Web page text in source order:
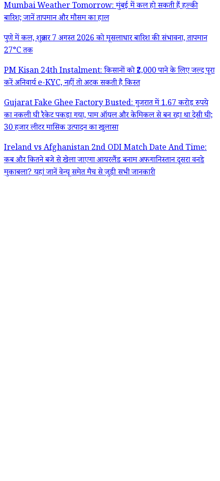
Mumbai Weather Tomorrow: मुंबई में कल हो सकती हैं हल्की
बारिश; जानें तापमान और मौसम का हाल
पुणे में कल, शुक्रवार 7 अगस्त 2026 को मूसलाधार बारिश की संभावना, तापमान
27°C तक
PM Kisan 24th Instalment: किसानों को ₹2,000 पाने के लिए जल्द पूरा
करें अनिवार्य e-KYC, नहीं तो अटक सकती है किस्त
Gujarat Fake Ghee Factory Busted: गुजरात में 1.67 करोड़ रुपये
का नकली घी रैकेट पकड़ा गया, पाम ऑयल और केमिकल से बन रहा था देसी घी;
30 हजार लीटर मासिक उत्पादन का खुलासा
Ireland vs Afghanistan 2nd ODI Match Date And Time:
कब और कितने बजे से खेला जाएगा आयरलैंड बनाम अफगानिस्तान दूसरा वनडे
मुकाबला? यहां जानें वेन्यू समेत मैच से जुड़ी सभी जानकारी